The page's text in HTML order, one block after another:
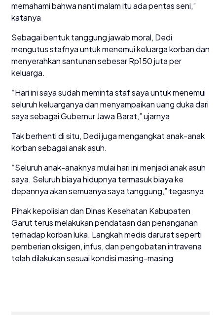
memahami bahwa nanti malam itu ada pentas seni,”
katanya
Sebagai bentuk tanggung jawab moral, Dedi
mengutus stafnya untuk menemui keluarga korban dan
menyerahkan santunan sebesar Rp150 juta per
keluarga.
“Hari ini saya sudah meminta staf saya untuk menemui
seluruh keluarganya dan menyampaikan uang duka dari
saya sebagai Gubernur Jawa Barat,” ujarnya
Tak berhenti di situ, Dedi juga mengangkat anak-anak
korban sebagai anak asuh.
“Seluruh anak-anaknya mulai hari ini menjadi anak asuh
saya. Seluruh biaya hidupnya termasuk biaya ke
depannya akan semuanya saya tanggung,” tegasnya
Pihak kepolisian dan Dinas Kesehatan Kabupaten
Garut terus melakukan pendataan dan penanganan
terhadap korban luka. Langkah medis darurat seperti
pemberian oksigen, infus, dan pengobatan intravena
telah dilakukan sesuai kondisi masing-masing